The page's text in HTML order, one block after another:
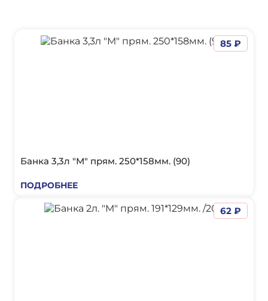
Банка 3,3л "М" прям. 250*158мм. (90)
ПОДРОБНЕЕ
85 ₽
62 ₽